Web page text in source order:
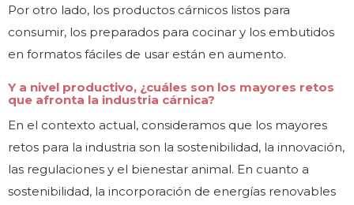
Por otro lado, los productos cárnicos listos para
consumir, los preparados para cocinar y los embutidos
en formatos fáciles de usar están en aumento.
Y a nivel productivo, ¿cuáles son los mayores retos
que afronta la industria cárnica?
En el contexto actual, consideramos que los mayores
retos para la industria son la sostenibilidad, la innovación,
las regulaciones y el bienestar animal. En cuanto a
sostenibilidad, la incorporación de energías renovables